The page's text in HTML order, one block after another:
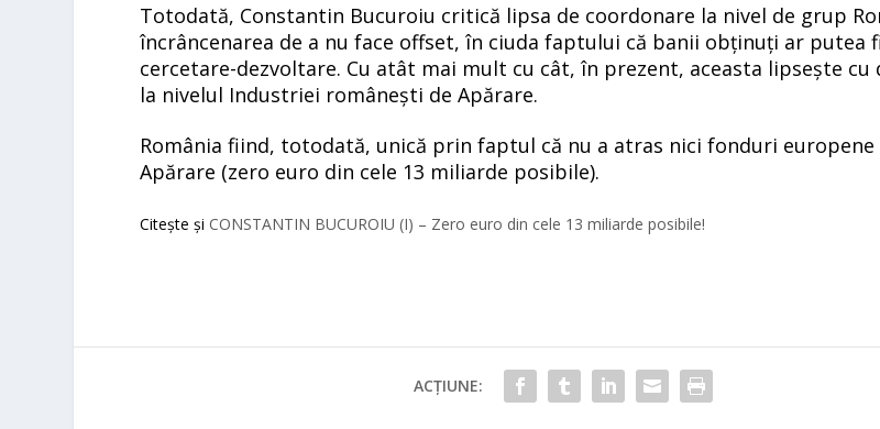
Totodată, Constantin Bucuroiu critică lipsa de coordonare la nivel de grup
încrâncenarea de a nu face offset, în ciuda faptului că banii obținuți ar putea
cercetare-dezvoltare. Cu atât mai mult cu cât, în prezent, aceasta lipsește cu
la nivelul Industriei românești de Apărare.
România fiind, totodată, unică prin faptul că nu a atras nici fonduri europene
Apărare (zero euro din cele 13 miliarde posibile).
Citește și CONSTANTIN BUCUROIU (I) – Zero euro din cele 13 miliarde posibile!
ACȚIUNE: